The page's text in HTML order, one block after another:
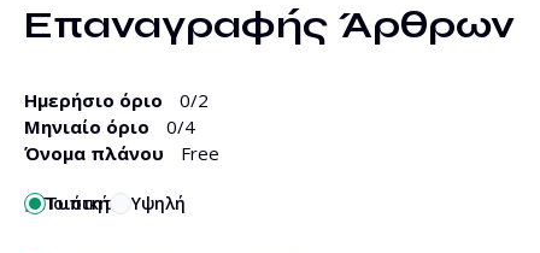
Περισσότερα
ΑΝΑΒΆΘΜΙΣΗ
Επαναγραφής Άρθρων
Ημερήσιο όριο 0/2
Μηνιαίο όριο
0/4
Όνομα πλάνου
Free
Ποιότητα:
Τυπική Υψηλή